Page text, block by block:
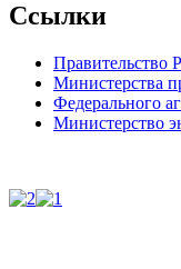
Ссылки
Правительство
Министерства
Федерального
Министерство